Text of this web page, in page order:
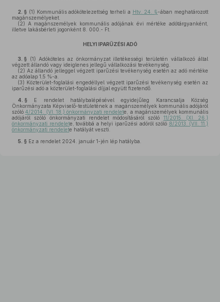
2. § (1) Kommunális adókötelezettség terheli a Htv. 24. §-ában meghatározott
magánszemélyeket.
(2) A magánszemélyek kommunális adójának évi mértéke adótárgyanként,
illetve lakásbérleti jogonként 8. 000.- Ft.
HELYI IPARŰZÉSI ADÓ
3. § (1) Adóköteles az önkormányzat illetékességi területén vállalkozó által
végzett állandó vagy ideiglenes jellegű vállalkozási tevékenység.
(2) Az állandó jelleggel végzett iparűzési tevékenység esetén az adó mértéke
az adóalap 1,5 %-a.
(3) Közterület-foglalási engedéllyel végzett iparűzési tevékenység esetén az
iparűzési adó a közterület-foglalási díjjal együtt fizetendő.
4. § E rendelet hatálybalépésével egyidejűleg Karancsalja Község
Önkormányzata Képviselő-testületének a magánszemélyek kommunális adójáról
szóló4/2014. (VI. 18.) önkormányzati rendelete, a magánszemélyek kommunális
adójáról szóló önkormányzati rendelet módosításáról szóló 11/2015. (XI. 26.)
önkormányzati rendelete, továbbá a helyi iparűzési adóról szóló 8/2013. (VII. 11.)
önkormányzati rendelete hatályát veszti.
5. § Ez a rendelet 2024. január 1-jén lép hatályba.